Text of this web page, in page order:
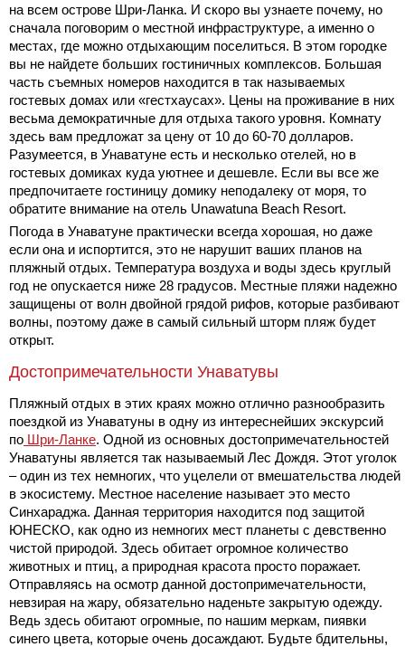
на всем острове Шри-Ланка. И скоро вы узнаете почему, но
сначала поговорим о местной инфраструктуре, а именно о
местах, где можно отдыхающим поселиться. В этом городке
вы не найдете больших гостиничных комплексов. Большая
часть съемных номеров находится в так называемых
гостевых домах или «гестхаусах». Цены на проживание в них
весьма демократичные для отдыха такого уровня. Комнату
здесь вам предложат за цену от 10 до 60-70 долларов.
Разумеется, в Унаватуне есть и несколько отелей, но в
гостевых домиках куда уютнее и дешевле. Если вы все же
предпочитаете гостиницу домику неподалеку от моря, то
обратите внимание на отель Unawatuna Beach Resort.
Погода в Унаватуне практически всегда хорошая, но даже
если она и испортится, это не нарушит ваших планов на
пляжный отдых. Температура воздуха и воды здесь круглый
год не опускается ниже 28 градусов. Местные пляжи надежно
защищены от волн двойной грядой рифов, которые разбивают
волны, поэтому даже в самый сильный шторм пляж будет
открыт.
Достопримечательности Унаватувы
Пляжный отдых в этих краях можно отлично разнообразить
поездкой из Унаватуны в одну из интереснейших экскурсий
по Шри-Ланке. Одной из основных достопримечательностей
Унаватуны является так называемый Лес Дождя. Этот уголок
– один из тех немногих, что уцелели от вмешательства людей
в экосистему. Местное население называет это место
Синхараджа. Данная территория находится под защитой
ЮНЕСКО, как одно из немногих мест планеты с девственно
чистой природой. Здесь обитает огромное количество
животных и птиц, а природная красота просто поражает.
Отправляясь на осмотр данной достопримечательности,
невзирая на жару, обязательно наденьте закрытую одежду.
Ведь здесь обитают огромные, по нашим меркам, пиявки
синего цвета, которые очень досаждают. Будьте бдительны,